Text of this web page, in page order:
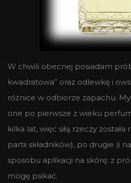
W chwili obecnej posiadam
kwadratowa” oraz odlewkę i
różnice w odbiorze zapachu.
one po pierwsze z wieku
kilka lat, więc siłą rzeczy
partii składników), po drugie (i
sposobu aplikacji na skórę: z
mogę psikać.